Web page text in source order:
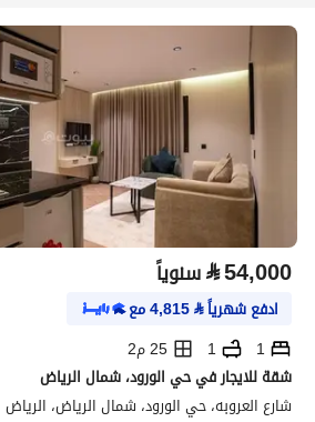
⃁54,000 سنوياً
ادفع شهرياً⃁
4,815مع
1
1
25 م2
شقة للايجار في حي الورود، شمال الرياض
شارع العروبه، حي الورود، شمال الرياض، الرياض